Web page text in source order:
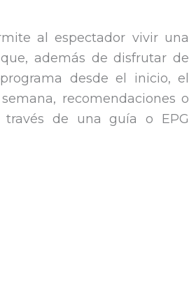
al espectador vivir una
además de disfrutar de
desde el inicio, el
recomendaciones o
de una guía o EPG